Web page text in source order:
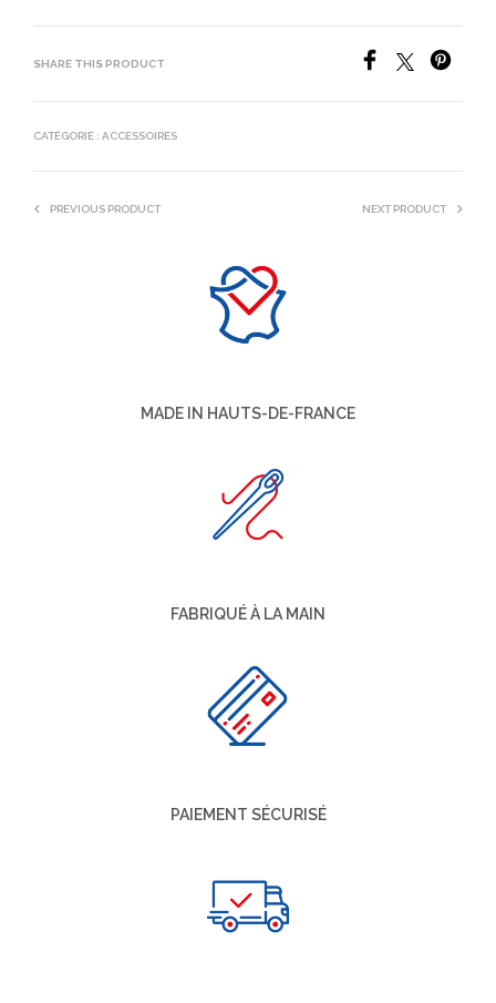
SHARE THIS PRODUCT
CATÉGORIE : ACCESSOIRES
PREVIOUS PRODUCT NEXT PRODUCT
MADE IN HAUTS-DE-FRANCE
FABRIQUÉ À LA MAIN
PAIEMENT SÉCURISÉ